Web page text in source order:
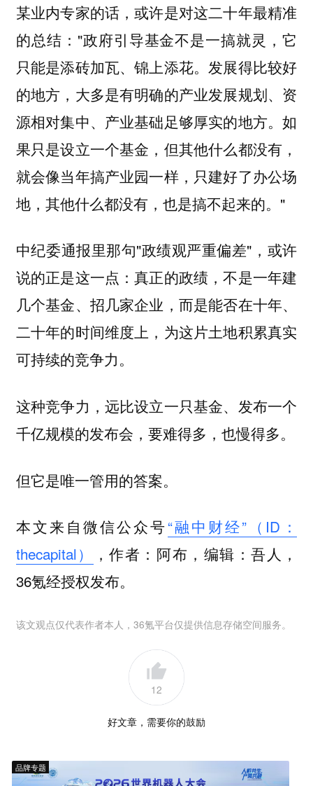
某业内专家的话，或许是对这二十年最精准
的总结："政府引导基金不是一搞就灵，它
只能是添砖加瓦、锦上添花。发展得比较好
的地方，大多是有明确的产业发展规划、资
源相对集中、产业基础足够厚实的地方。如
果只是设立一个基金，但其他什么都没有，
就会像当年搞产业园一样，只建好了办公场
地，其他什么都没有，也是搞不起来的。"
中纪委通报里那句"政绩观严重偏差"，或许
说的正是这一点：真正的政绩，不是一年建
几个基金、招几家企业，而是能否在十年、
二十年的时间维度上，为这片土地积累真实
可持续的竞争力。
这种竞争力，远比设立一只基金、发布一个
千亿规模的发布会，要难得多，也慢得多。
但它是唯一管用的答案。
本文来自微信公众号“融中财经”（ID：
thecapital）
，作者：阿布，编辑：吾人，
36氪经授权发布。
该文观点仅代表作者本人，36氪平台仅提供信息存储空间服务。
12
好文章，需要你的鼓励
品牌专题